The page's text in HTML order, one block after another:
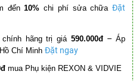
đến10% chi phí sửa chữa Đặt
chính hãng trị giá 590.000đ –Áp
Chí Minh Đặt ngay
mua Phụ kiện REXON & VIDVIE